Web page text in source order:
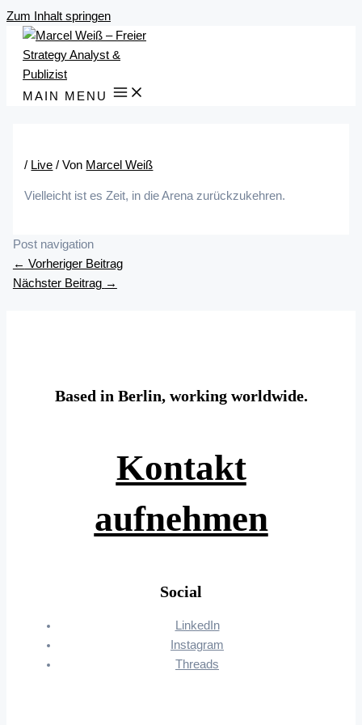
Zum Inhalt springen
MAIN MENU
/ Live / Von Marcel Weiß
Vielleicht ist es Zeit, in die Arena zurückzukehren.
Post navigation
← Vorheriger Beitrag
Nächster Beitrag →
Based in Berlin, working worldwide.
Kontakt
aufnehmen
Social
LinkedIn
Instagram
Threads